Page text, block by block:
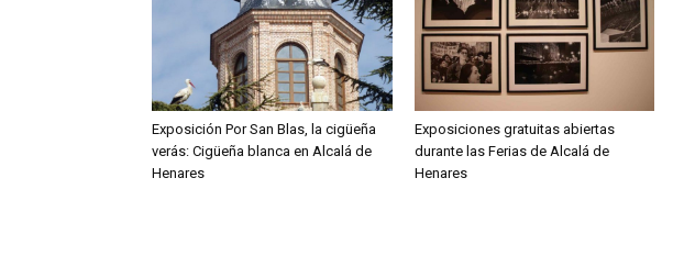
Exposición Por San Blas, la cigüeña
verás: Cigüeña blanca en Alcalá de
Henares
Exposiciones gratuitas abiertas
durante las Ferias de Alcalá de
Henares